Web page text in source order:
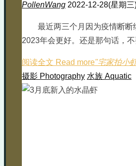
PollenWang 2022-12-28(星期三
最近两三个月因为疫情断
2023年会更好。还是那句话，
阅读全文 Read more"宅家拍小
摄影 Photography 水族 Aquatic